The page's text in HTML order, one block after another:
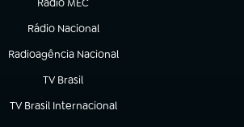
(abre em nova aba)
Rádio Nacional
Radioagência Nacional
(abre em nova aba)
TV Brasil
(abre em nova aba)
TV Brasil Internacional
(abre em nova aba)